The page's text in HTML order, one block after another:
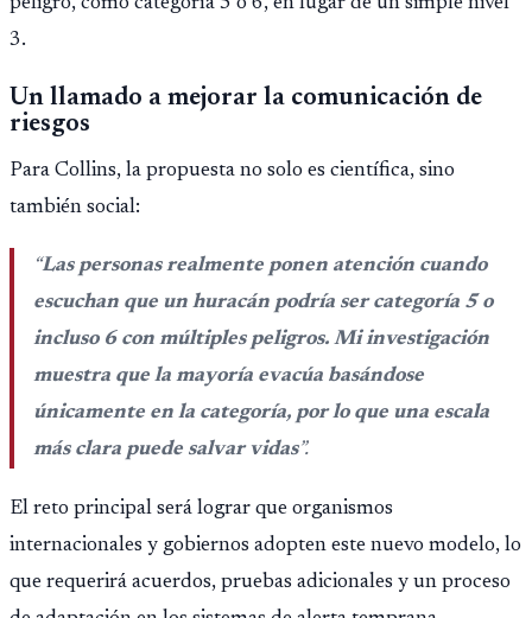
3.
Un llamado a mejorar la comunicación de
riesgos
Para Collins, la propuesta no solo es científica, sino
también social:
“Las personas realmente ponen atención cuando
escuchan que un huracán podría ser categoría 5 o
incluso 6 con múltiples peligros. Mi investigación
muestra que la mayoría evacúa basándose
únicamente en la categoría, por lo que una escala
más clara puede salvar vidas”.
El reto principal será lograr que organismos
internacionales y gobiernos adopten este nuevo modelo, lo
que requerirá acuerdos, pruebas adicionales y un proceso